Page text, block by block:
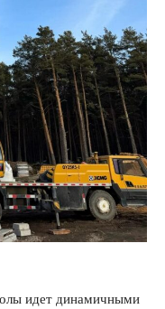
идет динамичными